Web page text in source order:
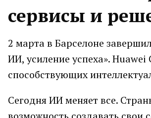
сервисы и
2 марта в Барселоне
ИИ, усиление успеха».
способствующих
Сегодня ИИ меняет все.